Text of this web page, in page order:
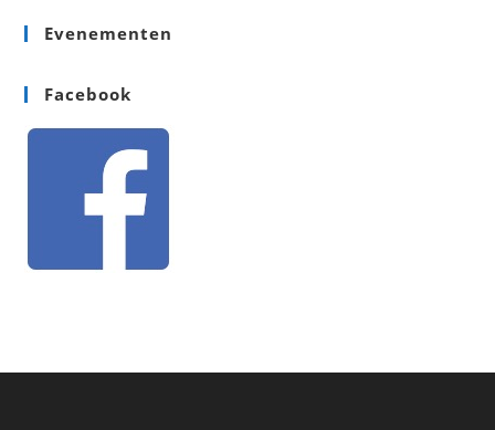
Evenementen
Facebook